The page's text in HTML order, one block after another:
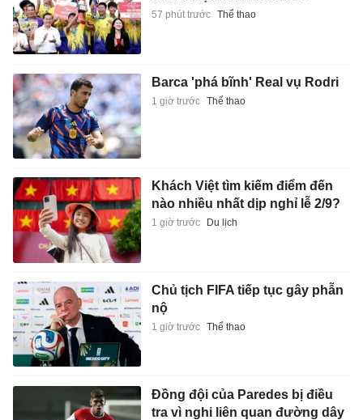
57 phút trước Thể thao
Barca 'phá bĩnh' Real vụ Rodri
1 giờ trước Thể thao
Khách Việt tìm kiếm điểm đến
nào nhiều nhất dịp nghỉ lễ 2/9?
1 giờ trước Du lịch
Chủ tịch FIFA tiếp tục gây phẫn
nộ
1 giờ trước Thể thao
Đồng đội của Paredes bị điều
tra vì nghi liên quan đường dây